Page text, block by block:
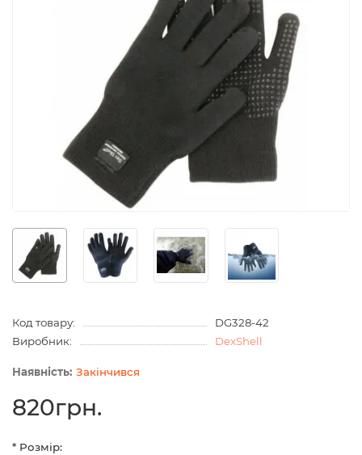
Код товару:
DG328-42
Виробник:
DexShell
Закінчився
820грн.
* Розмір: